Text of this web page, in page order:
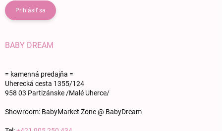
Prihlásiť sa
BABY DREAM
= kamenná predajňa =
Uherecká cesta 1355/124
958 03 Partizánske /Malé Uherce/
Showroom: BabyMarket Zone @ BabyDream